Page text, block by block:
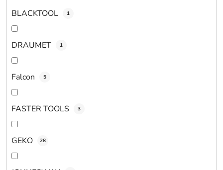
BLACKTOOL 1
DRAUMET 1
Falcon 5
FASTER TOOLS 3
GEKO 28